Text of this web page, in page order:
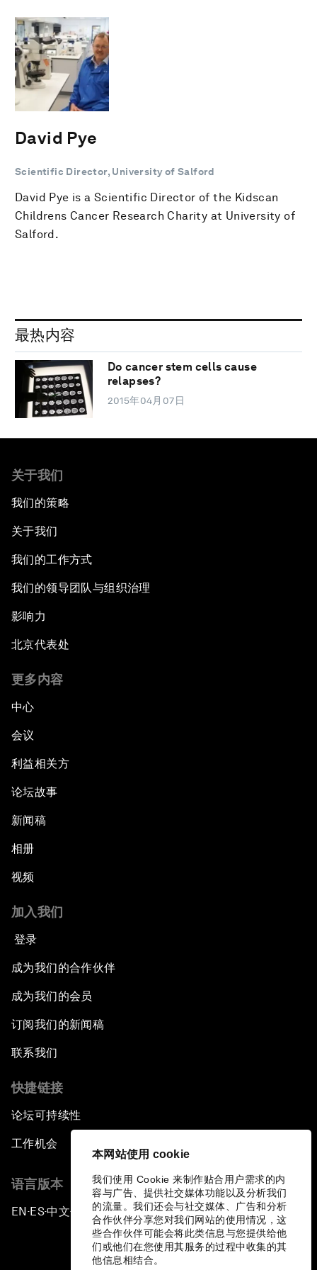
本网站使用 cookie
我们使用 Cookie 来制作贴合用户需求的内
容与广告、提供社交媒体功能以及分析我们
的流量。我们还会与社交媒体、广告和分析
合作伙伴分享您对我们网站的使用情况，这
些合作伙伴可能会将此类信息与您提供给他
们或他们在您使用其服务的过程中收集的其
他信息相结合。
David Pye
Scientific Director, University of Salford
David Pye is a Scientific Director of the Kidscan
Childrens Cancer Research Charity at University of
Salford.
最热内容
Do cancer stem cells cause
relapses?
2015年04月07日
关于我们
我们的策略
关于我们
我们的工作方式
我们的领导团队与组织治理
影响力
北京代表处
更多内容
中心
会议
利益相关方
论坛故事
新闻稿
相册
视频
加入我们
登录
成为我们的合作伙伴
成为我们的会员
订阅我们的新闻稿
联系我们
快捷链接
论坛可持续性
工作机会
语言版本
EN ▪ES▪中文▪ 日本語